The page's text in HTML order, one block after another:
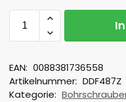
EAN: 0088381736558
Artikelnummer: DDF487Z
Kategorie: